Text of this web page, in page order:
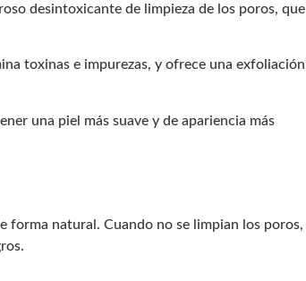
desintoxicante de limpieza de los poros, que
toxinas e impurezas, y ofrece una exfoliación
una piel más suave y de apariencia más
forma natural. Cuando no se limpian los poros,